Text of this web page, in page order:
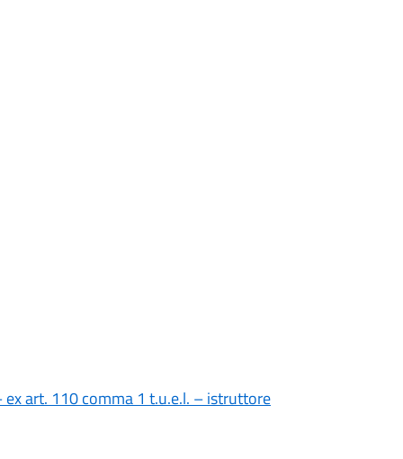
art. 110 comma 1 t.u.e.l. – istruttore